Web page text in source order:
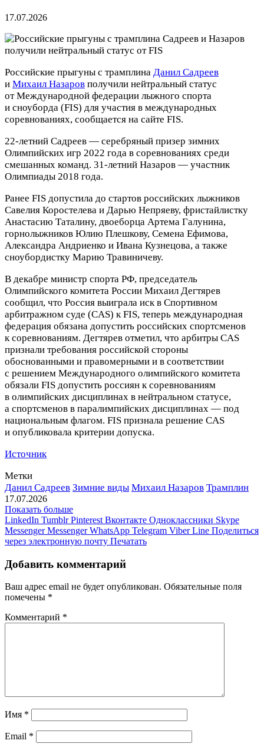
17.07.2026
Российские прыгуны с трамплина Данил Садреев
и Михаил Назаров получили нейтральный статус
от Международной федерации лыжного спорта
и сноуборда (FIS) для участия в международных
соревнованиях, сообщается на сайте FIS.
22‑летний Садреев — серебряный призер зимних
Олимпийских игр 2022 года в соревнованиях среди
смешанных команд. 31‑летний Назаров — участник
Олимпиады 2018 года.
Ранее FIS допустила до стартов российских лыжников
Савелия Коростелева и Дарью Непряеву, фристайлистку
Анастасию Таталину, двоеборца Артема Галунина,
горнолыжников Юлию Плешкову, Семена Ефимова,
Александра Андриенко и Ивана Кузнецова, а также
сноубордистку Марию Травиничеву.
В декабре министр спорта РФ, председатель
Олимпийского комитета России Михаил Дегтярев
сообщил, что Россия выиграла иск в Спортивном
арбитражном суде (CAS) к FIS, теперь международная
федерация обязана допустить российских спортсменов
к соревнованиям. Дегтярев отметил, что арбитры CAS
признали требования российской стороны
обоснованными и правомерными и в соответствии
с решением Международного олимпийского комитета
обязали FIS допустить россиян к соревнованиям
в олимпийских дисциплинах в нейтральном статусе,
а спортсменов в паралимпийских дисциплинах — под
национальным флагом. FIS признала решение CAS
и опубликовала критерии допуска.
Источник
Метки
Данил Садреев Зимние виды Михаил Назаров Трамплин
17.07.2026
Показать больше
LinkedIn Tumblr Pinterest Вконтакте Одноклассники Skype
Messenger Messenger WhatsApp Telegram Viber Line Поделиться
через электронную почту Печатать
Добавить комментарий
Ваш адрес email не будет опубликован. Обязательные поля
помечены *
Комментарий *
Имя *
Email *